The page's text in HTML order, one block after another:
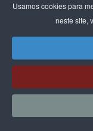
Usamos cookies para
neste site,